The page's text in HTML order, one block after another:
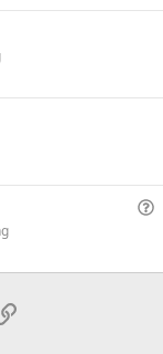
F
g
Link